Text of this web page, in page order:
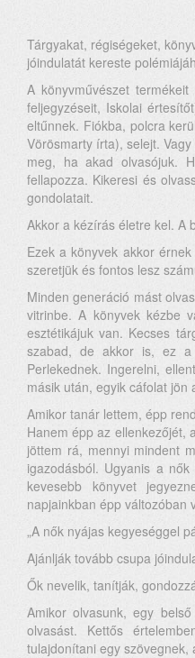
Tárgyakat, régiségeket,
jóindulatát kereste
A könyvművészet
feljegyzéseit, Iskolai
eltűnnek. Fiókba, polcra
Vörösmarty írta), selejt.
meg, ha akad olvasójuk.
fellapozza. Kikeresi és
gondolatait.
Akkor a kézírás életre kel. A
Ezek a könyvek akkor
szeretjük és fontos lesz
Minden generáció mást
vitrinbe. A könyvek kézbe
esztétikájuk van. Kecses
szabad, de akkor is, ez
Perlekednek. Ingerelni,
másik után, egyik cáfolat jön
Amikor tanár lettem, épp
Hanem épp az ellenkezőjét,
jöttem rá, mennyi mindent
igazodásból. Ugyanis a
kevesebb könyvet
napjainkban épp változóban
„A nők nyájas kegyeséggel
Ajánlják tovább csupa
Ők nevelik, tanítják,
Amikor olvasunk, egy
olvasást. Kettős
tulajdonítani egy szövegnek,